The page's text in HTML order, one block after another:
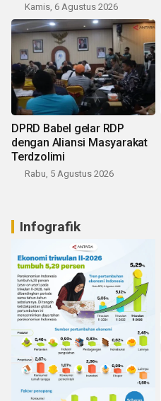
Kamis, 6 Agustus 2026
DPRD Babel gelar RDP
dengan Aliansi Masyarakat
Terdzolimi
Rabu, 5 Agustus 2026
Infografik